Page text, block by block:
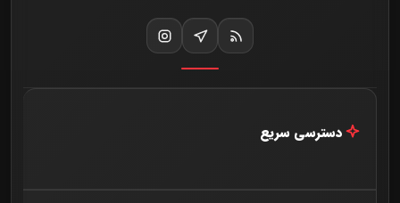
دسترسی سریع
خانه